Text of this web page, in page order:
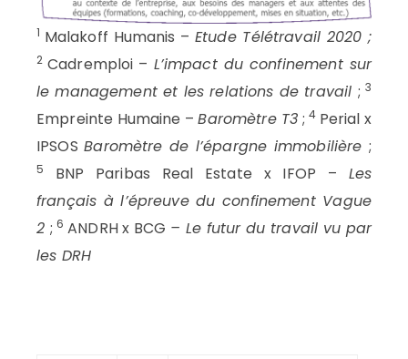
1 Malakoff Humanis –Etude Télétravail 2020 ;
2Cadremploi – L’impact du confinement sur
le management et les relations de travail ; 3
Empreinte Humaine –Baromètre T3 ;4 Perial x
IPSOSBaromètre de l’épargne immobilière ;
5 BNP Paribas Real Estate x IFOP – Les
français à l’épreuve du confinement Vague
2 ;6 ANDRH x BCG – Le futur du travail vu par
les DRH